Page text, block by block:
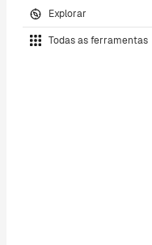
Explorar
Todas as ferramentas